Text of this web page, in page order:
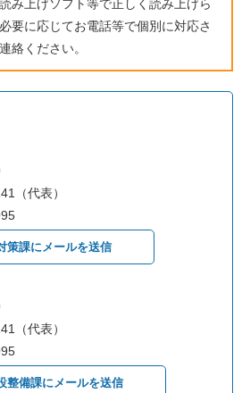
み上げソフト等で正しく読み上げら
要に応じてお電話等で個別に対応さ
絡ください。
（代表）
策課にメールを送信
（代表）
整備課にメールを送信